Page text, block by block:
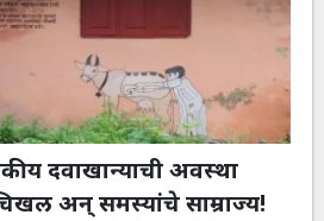
दवाखान्याची अवस्था
अन् समस्यांचे साम्राज्य!